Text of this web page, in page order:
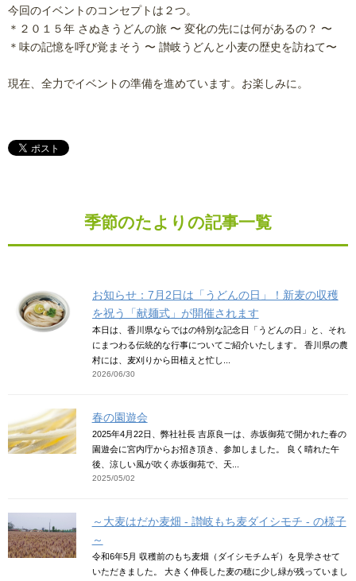
今回のイベントのコンセプトは２つ。
＊２０１５年 さぬきうどんの旅 〜 変化の先には何があるの？ 〜
＊味の記憶を呼び覚まそう 〜 讃岐うどんと小麦の歴史を訪ねて〜
現在、全力でイベントの準備を進めています。お楽しみに。
季節のたよりの記事一覧
お知らせ：7月2日は「うどんの日」！新麦の収穫
を祝う「献麺式」が開催されます
本日は、香川県ならではの特別な記念日「うどんの日」と、それ
にまつわる伝統的な行事についてご紹介いたします。 香川県の農
村には、麦刈りから田植えと忙し...
2026/06/30
春の園遊会
2025年4月22日、弊社社長 吉原良一は、赤坂御苑で開かれた春の
園遊会に宮内庁からお招き頂き、参加しました。 良く晴れた午
後、涼しい風が吹く赤坂御苑で、天...
2025/05/02
～大麦はだか麦畑 - 讃岐もち麦ダイシモチ - の様子
～
令和6年5月 収穫前のもち麦畑（ダイシモチムギ）を見学させて
いただきました。 大きく伸長した麦の穂に少し緑が残っていまし